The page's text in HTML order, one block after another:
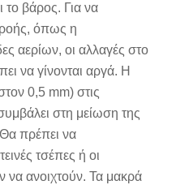
το βάρος. Για να
όπως η
αερίων, οι αλλαγές στο
να γίνονται αργά. Η
0,5 mm) στις
στη μείωση της
πρέπει να
τσέπες ή οι
ανοιχτούν. Τα μακρά